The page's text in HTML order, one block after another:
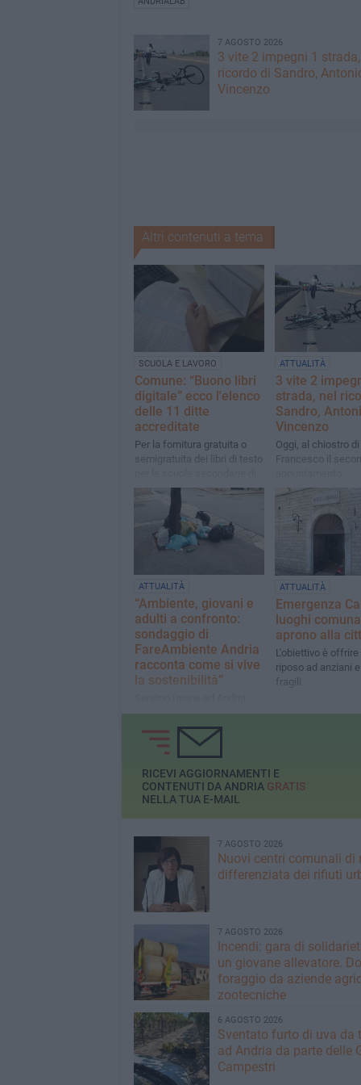
7 AGOSTO 2026
3 vite 2 impegni 1
ricordo di Sandro,
Vincenzo
Altri contenuti a tema
SCUOLA E LAVORO
Comune: “Buono libri
digitale” ecco l'elenco
delle 11 ditte
accreditate
Per la fornitura gratuita o
semigratuita dei libri di testo
1° e di 2° grado A.S.
2026/2027
ATTUALITÀ
3 vite 2
strada, nel
Sandro,
Vincenzo
Oggi, al chiostro di
Francesco il
ATTUALITÀ
“Ambiente, giovani e
adulti a confronto:
sondaggio di
FareAmbiente Andria
racconta come si vive
la sostenibilità”
circa il 72% ritiene che il
servizio non sia
soddisfacente
ATTUALITÀ
Emergenza
luoghi
aprono alla
L'obiettivo è offrire
riposo ad anziani
fragili
RICEVI AGGIORNAMENTI E
CONTENUTI DA ANDRIA GRATIS
NELLA TUA E-MAIL
7 AGOSTO 2026
Nuovi centri comunali di
differenziata dei rifiuti
7 AGOSTO 2026
Incendi: gara di
un giovane allevatore.
foraggio da aziende
zootecniche
6 AGOSTO 2026
Sventato furto di uva da
ad Andria da parte delle
Campestri